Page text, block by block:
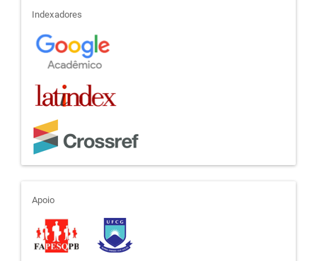
indexadores
Indexadores
apoio
Apoio